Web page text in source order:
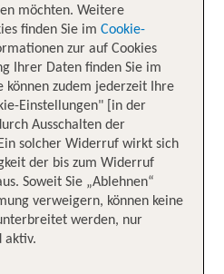
möchten. Weitere
finden Sie im Cookie-
zur auf Cookies
Ihrer Daten finden Sie im
können zudem jederzeit Ihre
Einstellungen" [in der
Ausschalten der
solcher Widerruf wirkt sich
der bis zum Widerruf
Soweit Sie „Ablehnen“
verweigern, können keine
werden, nur
aktiv.